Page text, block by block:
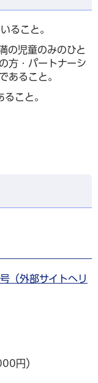
ること。
の児童のみのひと
方・パートナーシ
あること。
こと。
（外部サイトへリ
円）